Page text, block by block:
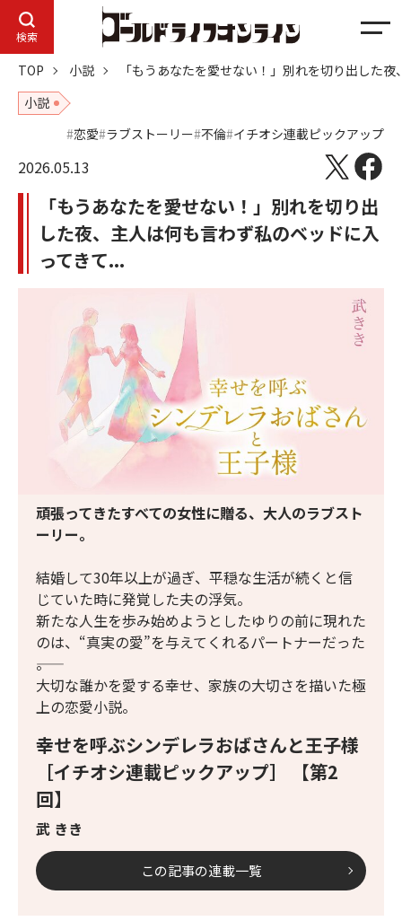
検索
メ
ニ
ュ
TOP 小説
「もうあなたを愛せない！」別れを切り出した
小説
恋愛 ラブストーリー 不倫 イチオシ連載ピックアップ
2026.05.13
「もうあなたを愛せない！」別れを切り出
した夜、主人は何も言わず私のベッドに入
ってきて...
幸せを呼ぶシンデレラおばさんと王子様
［イチオシ連載ピックアップ］ 【第2
回】
武 きき
頑張ってきたすべての女性に贈る、大人のラブスト
ーリー。
結婚して30年以上が過ぎ、平穏な生活が続くと信
じていた時に発覚した夫の浮気。
新たな人生を歩み始めようとしたゆりの前に現れた
のは、“真実の愛”を与えてくれるパートナーだった
――。
大切な誰かを愛する幸せ、家族の大切さを描いた極
上の恋愛小説。
この記事の連載一覧